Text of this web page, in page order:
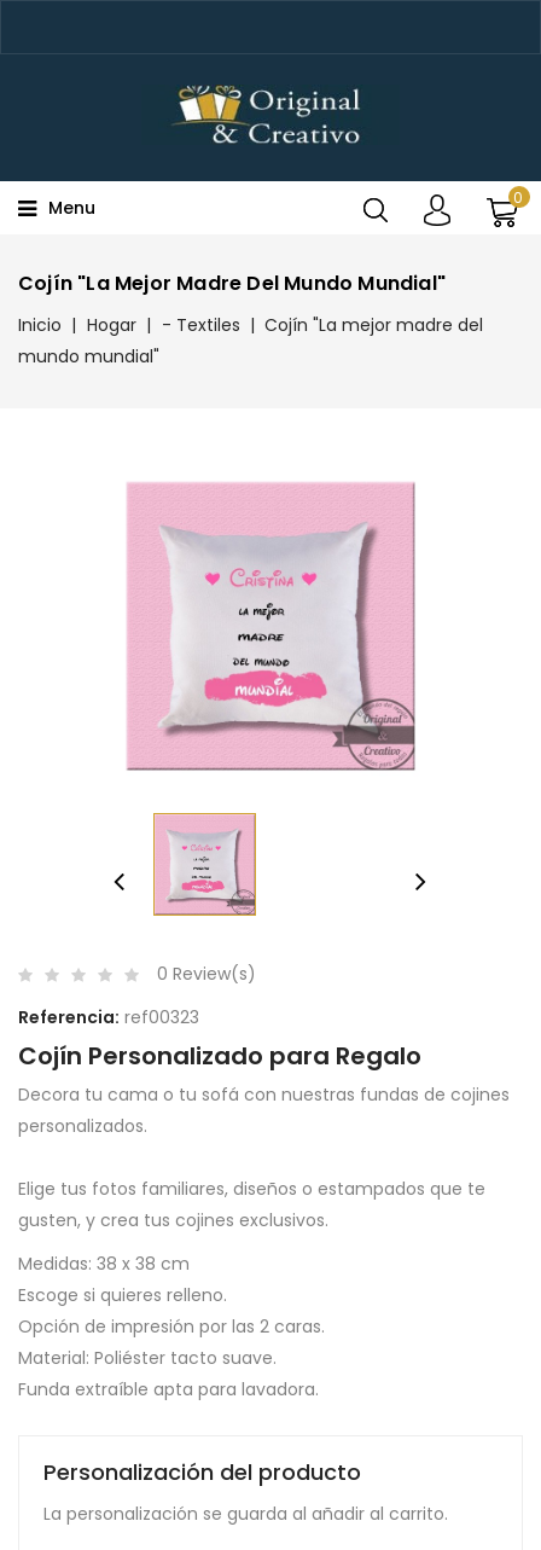
0
Menu
Cojín "La Mejor Madre Del Mundo Mundial"
Inicio Hogar - Textiles
Cojín "La mejor madre del
mundo mundial"
0 Review(s)
Referencia: ref00323
Cojín Personalizado para Regalo
Decora tu cama o tu sofá con nuestras fundas de cojines
personalizados.
Elige tus fotos familiares, diseños o estampados que te
gusten, y crea tus cojines exclusivos.
Medidas: 38 x 38 cm
Escoge si quieres relleno.
Opción de impresión por las 2 caras.
Material: Poliéster tacto suave.
Funda extraíble apta para lavadora.
Personalización del producto
La personalización se guarda al añadir al carrito.